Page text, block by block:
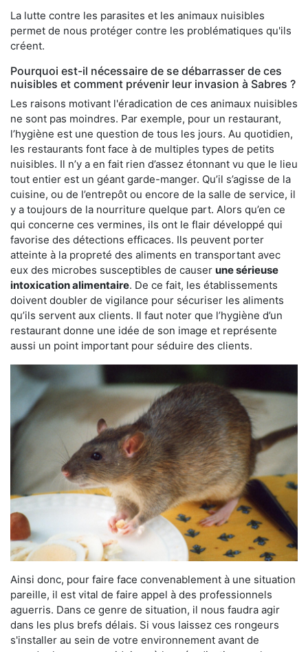
La lutte contre les parasites et les animaux nuisibles
permet de nous protéger contre les problématiques qu'ils
créent.
Pourquoi est-il nécessaire de se débarrasser de ces
nuisibles et comment prévenir leur invasion à Sabres ?
Les raisons motivant l'éradication de ces animaux nuisibles
ne sont pas moindres. Par exemple, pour un restaurant,
l’hygiène est une question de tous les jours. Au quotidien,
les restaurants font face à de multiples types de petits
nuisibles. Il n’y a en fait rien d’assez étonnant vu que le lieu
tout entier est un géant garde-manger. Qu’il s’agisse de la
cuisine, ou de l’entrepôt ou encore de la salle de service, il
y a toujours de la nourriture quelque part. Alors qu’en ce
qui concerne ces vermines, ils ont le flair développé qui
favorise des détections efficaces. Ils peuvent porter
atteinte à la propreté des aliments en transportant avec
eux des microbes susceptibles de causer une sérieuse
intoxication alimentaire. De ce fait, les établissements
doivent doubler de vigilance pour sécuriser les aliments
qu’ils servent aux clients. Il faut noter que l’hygiène d’un
restaurant donne une idée de son image et représente
aussi un point important pour séduire des clients.
Ainsi donc, pour faire face convenablement à une situation
pareille, il est vital de faire appel à des professionnels
aguerris. Dans ce genre de situation, il nous faudra agir
dans les plus brefs délais. Si vous laissez ces rongeurs
s'installer au sein de votre environnement avant de